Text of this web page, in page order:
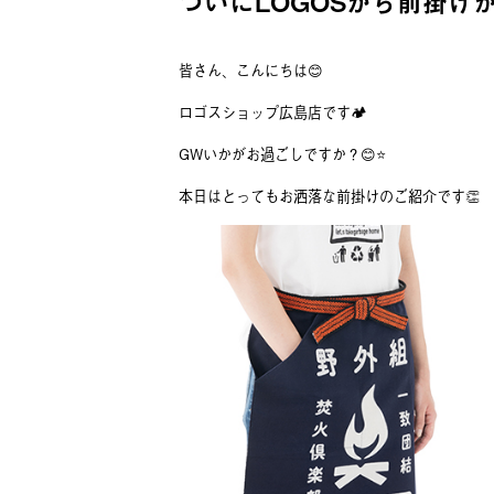
皆さん、こんにちは😊
ロゴスショップ広島店です🏕
GWいかがお過ごしですか？😊⭐️
本日はとってもお洒落な前掛けのご紹介です👏